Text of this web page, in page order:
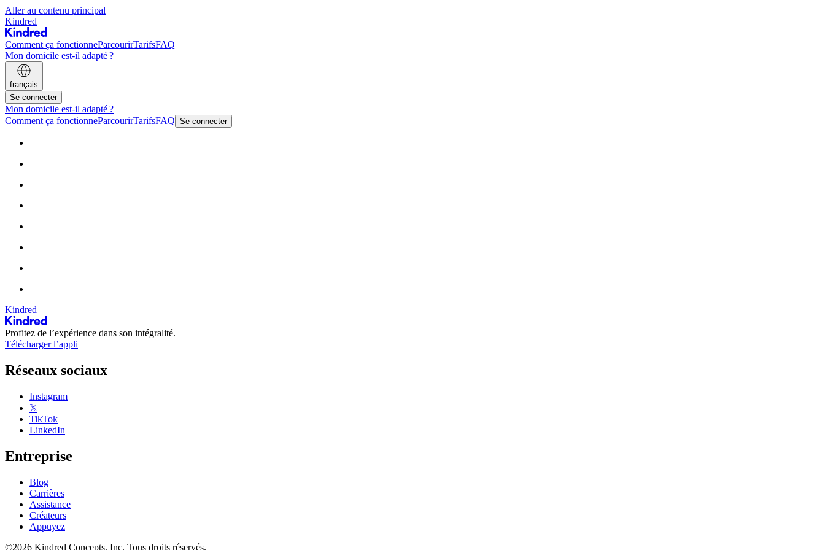
Aller au contenu principal
Kindred
Comment ça fonctionneParcourirTarifsFAQ
Mon domicile est-il adapté ?
français
Se connecter
Mon domicile est-il adapté ?
Comment ça fonctionneParcourirTarifsFAQ Se connecter
Kindred
Profitez de l’expérience dans son intégralité.
Télécharger l’appli
Réseaux sociaux
Instagram
𝕏
TikTok
LinkedIn
Entreprise
Blog
Carrières
Assistance
Créateurs
Appuyez
©2026 Kindred Concepts, Inc. Tous droits réservés.